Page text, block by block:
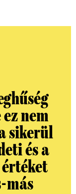
nem
sikerül
és a
más